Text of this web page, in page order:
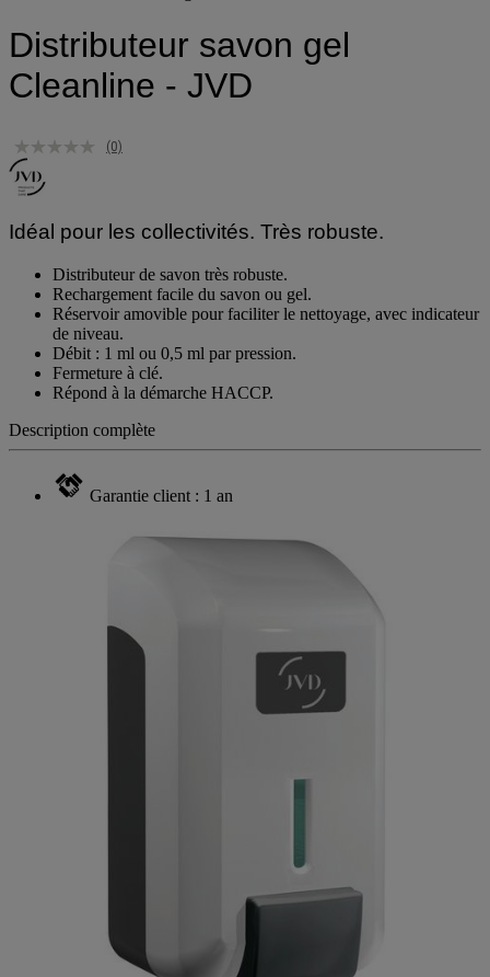
Distributeur savon gel
Cleanline - JVD
Idéal pour les collectivités. Très robuste.
Distributeur de savon très robuste.
Rechargement facile du savon ou gel.
Réservoir amovible pour faciliter le nettoyage, avec indicateur
de niveau.
Débit : 1 ml ou 0,5 ml par pression.
Fermeture à clé.
Description complète